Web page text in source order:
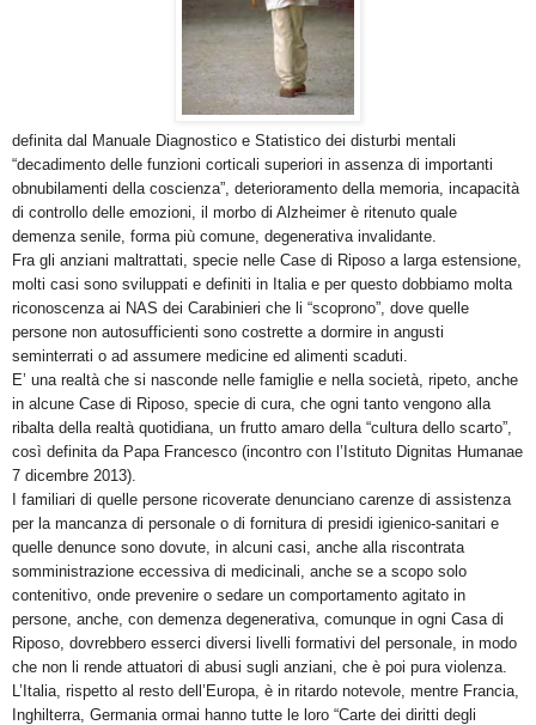
definita dal Manuale Diagnostico e Statistico dei disturbi mentali
“decadimento delle funzioni corticali superiori in assenza di importanti
obnubilamenti della coscienza”, deterioramento della memoria, incapacità
di controllo delle emozioni, il morbo di Alzheimer è ritenuto quale
demenza senile, forma più comune, degenerativa invalidante.
Fra gli anziani maltrattati, specie nelle Case di Riposo a larga estensione,
molti casi sono sviluppati e definiti in Italia e per questo dobbiamo molta
riconoscenza ai NAS dei Carabinieri che li “scoprono”, dove quelle
persone non autosufficienti sono costrette a dormire in angusti
seminterrati o ad assumere medicine ed alimenti scaduti.
E’ una realtà che si nasconde nelle famiglie e nella società, ripeto, anche
in alcune Case di Riposo, specie di cura, che ogni tanto vengono alla
ribalta della realtà quotidiana, un frutto amaro della “cultura dello scarto”,
così definita da Papa Francesco (incontro con l’Istituto Dignitas Humanae
7 dicembre 2013).
I familiari di quelle persone ricoverate denunciano carenze di assistenza
per la mancanza di personale o di fornitura di presidi igienico-sanitari e
quelle denunce sono dovute, in alcuni casi, anche alla riscontrata
somministrazione eccessiva di medicinali, anche se a scopo solo
contenitivo, onde prevenire o sedare un comportamento agitato in
persone, anche, con demenza degenerativa, comunque in ogni Casa di
Riposo, dovrebbero esserci diversi livelli formativi del personale, in modo
che non li rende attuatori di abusi sugli anziani, che è poi pura violenza.
L’Italia, rispetto al resto dell’Europa, è in ritardo notevole, mentre Francia,
Inghilterra, Germania ormai hanno tutte le loro “Carte dei diritti degli